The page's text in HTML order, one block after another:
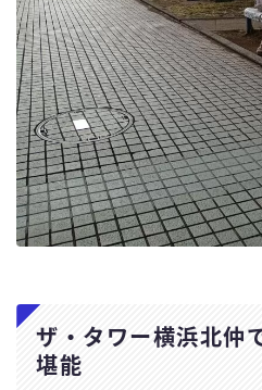
ザ・タワー横浜北仲
堪能